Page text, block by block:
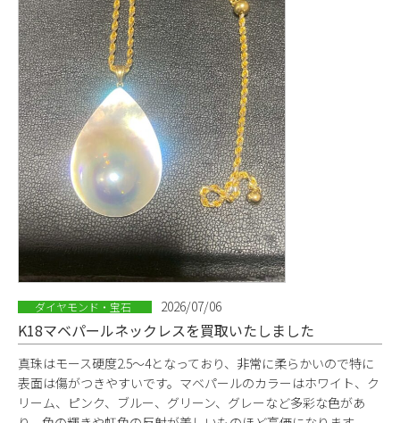
ダイヤモンド・宝石 2026/07/06
K18マベパールネックレスを買取いたしました
真珠はモース硬度2.5～4となっており、非常に柔らかいので特に
表面は傷がつきやすいです。マベパールのカラーはホワイト、ク
リーム、ピンク、ブルー、グリーン、グレーなど多彩な色があ